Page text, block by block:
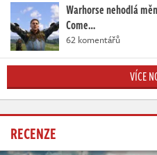
Warhorse nehodlá
Come…
62 komentářů
VÍCE
RECENZE